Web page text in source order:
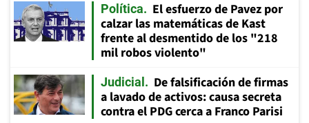
Política
El esfuerzo de Pavez por
calzar las matemáticas de Kast
frente al desmentido de los "218
mil robos violento"
Judicial
De falsificación de firmas
a lavado de activos: causa secreta
contra el PDG cerca a Franco Parisi